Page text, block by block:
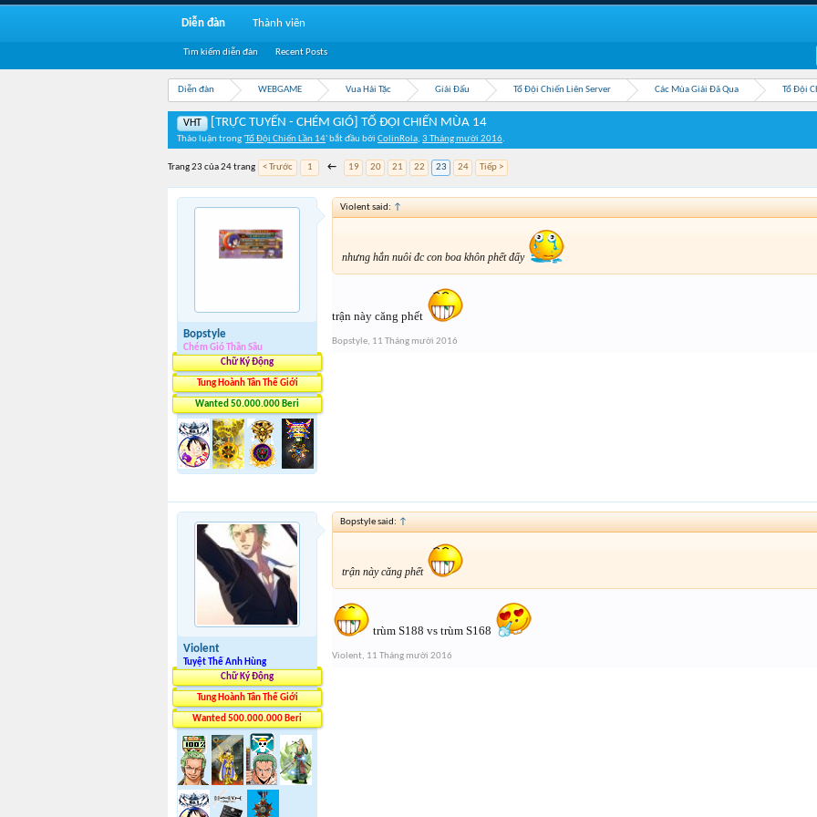
Diễn đàn WEBGAME Vua Hải Tặc Giải Đấu Tổ Đội Chiến Liên Server Các Mùa Giải Đã Qua Tổ Đội
VHT [TRỰC TUYẾN - CHÉM GIÓ] TỔ ĐỘI CHIẾN MÙA 14
Thảo luận trong 'Tổ Đội Chiến Lần 14' bắt đầu bởi ColinRola, 3 Tháng mười 2016.
Trang 23 của 24 trang < Trước 1 ← 19 20 21 22 23 24 Tiếp >
Bopstyle
Chém Gió Thần Sầu
Chữ Ký Động
Tung Hoành Tân Thế Giới
Wanted 50.000.000 Beri
Violent said: ↑
nhưng hắn nuôi đc con boa khôn phết đấy
trận này căng phết
Bopstyle, 11 Tháng mười 2016
Violent
Tuyệt Thế Anh Hùng
Chữ Ký Động
Tung Hoành Tân Thế Giới
Wanted 500.000.000 Beri
Bopstyle said: ↑
trận này căng phết
trùm S188 vs trùm S168
Violent, 11 Tháng mười 2016
Diễn đàn
Tìm kiếm diễn đàn Recent Posts
Thành viên